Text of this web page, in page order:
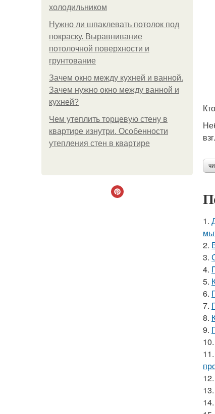
холодильником
Нужно ли шпаклевать потолок под
покраску. Выравнивание
потолочной поверхности и
грунтование
Зачем окно между кухней и ванной.
Зачем нужно окно между ванной и
кухней?
Чем утеплить торцевую стену в
квартире изнутри. Особенности
утепления стен в квартире
1.
2.
3.
4.
5.
6.
7.
8.
9.
10.
11.
12.
13.
14.